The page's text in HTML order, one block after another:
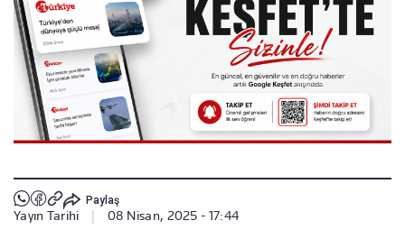
Paylaş
Yayın Tarihi 08 Nisan, 2025 - 17:44